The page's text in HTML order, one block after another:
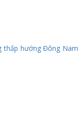
thấp hướng Đông Nam